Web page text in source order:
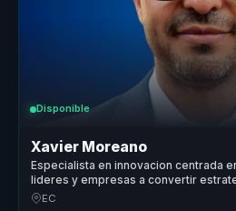
Disponible
Xavier Moreano
Especialista en innovacion centrada
lideres y empresas a convertir
crecimiento, diferenciacion y lealtad.
EC